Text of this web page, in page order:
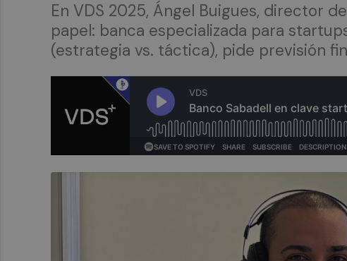
En VDS 2025, Ángel Buigues, director
papel: banca especializada para
(estrategia vs. táctica), pide previsión